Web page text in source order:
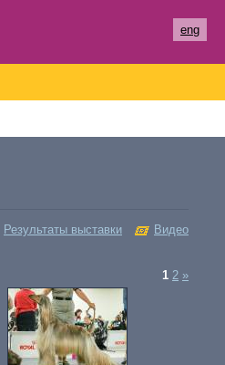
eng
Результаты выставки Видео
1 2 »